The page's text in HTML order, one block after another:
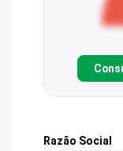
Razão Social